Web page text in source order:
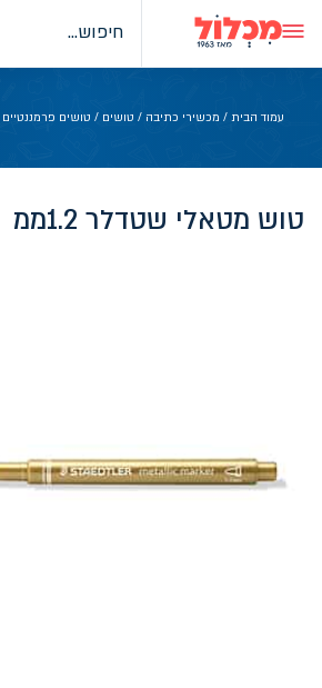
content
עמוד הבית / מכשירי כתיבה / טושים / טושים פרמננטיים
טוש מטאלי שטדלר 1.2ממ